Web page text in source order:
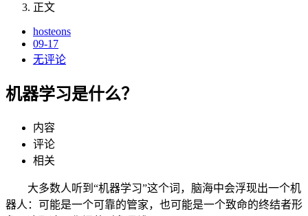
正文
hosteons
09-17
无评论
机器学习是什么？
内容
评论
相关
大多数人听到“机器学习”这个词，脑海中会浮现出一个机
器人：可能是一个可靠的管家，也可能是一个致命的终结者形